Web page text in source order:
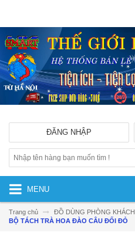
ĐĂNG NHẬP
MENU
Trang chủ
ĐỒ DÙNG PHÒNG KHÁCH
BỘ TÁCH TRÀ HOA ĐÀO CÂU ĐỐI ĐỎ